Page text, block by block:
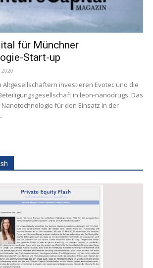
für Münchner
Start-up
Altgesellschaftern investieren Evotec und die
in leon-nanodrugs. Das
für den Einsatz in der